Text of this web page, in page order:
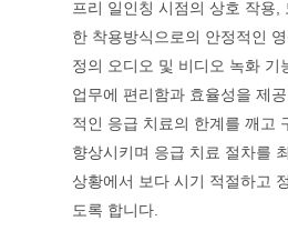
프리 일인칭 시점의 상호 작용,
한 착용방식으로의 안정적인
정의 오디오 및 비디오 녹화 기
업무에 편리함과 효율성을 제
적인 응급 치료의 한계를 깨고
향상시키며 응급 치료 절차를
상황에서 보다 시기 적절하고
도록 합니다.